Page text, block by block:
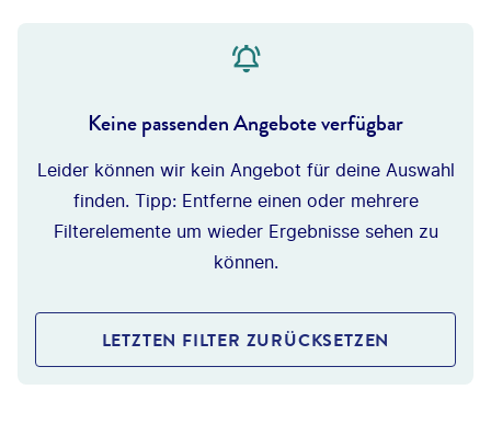
Keine passenden Angebote verfügbar
Leider können wir kein Angebot für deine Auswahl
finden. Tipp: Entferne einen oder mehrere
Filterelemente um wieder Ergebnisse sehen zu
können.
LETZTEN FILTER ZURÜCKSETZEN